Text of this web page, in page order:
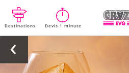
Destinations Devis 1 minute